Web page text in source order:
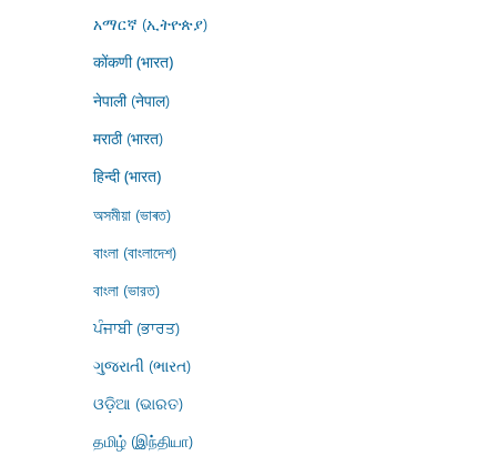
አማርኛ (ኢትዮጵያ)
कोंकणी (भारत)
नेपाली (नेपाल)
मराठी (भारत)
हिन्दी (भारत)
অসমীয়া (ভাৰত)
বাংলা (বাংলাদেশ)
বাংলা (ভারত)
ਪੰਜਾਬੀ (ਭਾਰਤ)
ગુજરાતી (ભારત)
ଓଡ଼ିଆ (ଭାରତ)
தமிழ் (இந்தியா)